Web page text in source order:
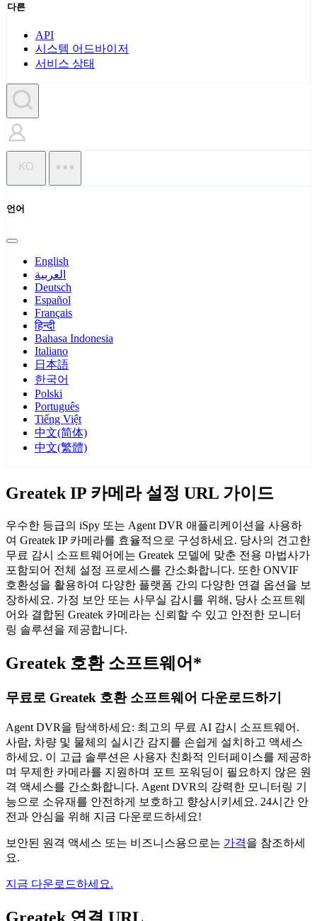
다른
API
시스템 어드바이저
서비스 상태
KO
언어
English
العربية
Deutsch
Español
Français
हिन्दी
Bahasa Indonesia
Italiano
日本語
한국어
Polski
Português
Tiếng Việt
中文(简体)
中文(繁體)
Greatek IP 카메라 설정 URL 가이드
우수한 등급의 iSpy 또는 Agent DVR 애플리케이션을 사용하
여 Greatek IP 카메라를 효율적으로 구성하세요. 당사의 견고한
무료 감시 소프트웨어에는 Greatek 모델에 맞춘 전용 마법사가
포함되어 전체 설정 프로세스를 간소화합니다. 또한 ONVIF
호환성을 활용하여 다양한 플랫폼 간의 다양한 연결 옵션을 보
장하세요. 가정 보안 또는 사무실 감시를 위해, 당사 소프트웨
어와 결합된 Greatek 카메라는 신뢰할 수 있고 안전한 모니터
링 솔루션을 제공합니다.
Greatek 호환 소프트웨어*
무료로 Greatek 호환 소프트웨어 다운로드하기
Agent DVR을 탐색하세요: 최고의 무료 AI 감시 소프트웨어.
사람, 차량 및 물체의 실시간 감지를 손쉽게 설치하고 액세스
하세요. 이 고급 솔루션은 사용자 친화적 인터페이스를 제공하
며 무제한 카메라를 지원하며 포트 포워딩이 필요하지 않은 원
격 액세스를 간소화합니다. Agent DVR의 강력한 모니터링 기
능으로 소유재를 안전하게 보호하고 향상시키세요. 24시간 안
전과 안심을 위해 지금 다운로드하세요!
보안된 원격 액세스 또는 비즈니스용으로는 가격을 참조하세
요.
지금 다운로드하세요.
Greatek 연결 URL